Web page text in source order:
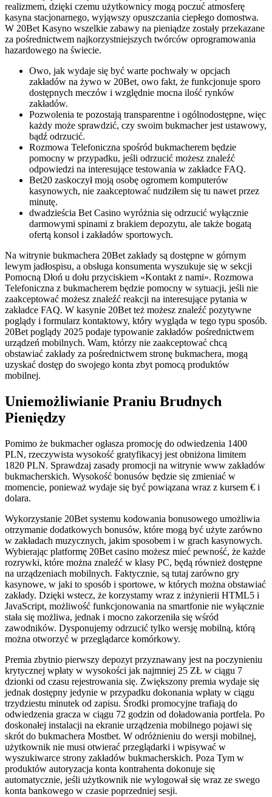
realizmem, dzięki czemu użytkownicy mogą poczuć atmosferę
kasyna stacjonarnego, wyjąwszy opuszczania ciepłego domostwa.
W 20Bet Kasyno wszelkie zabawy na pieniądze zostały przekazane
za pośrednictwem najkorzystniejszych twórców oprogramowania
hazardowego na świecie.
Owo, jak wydaje się być warte pochwały w opcjach
zakładów na żywo w 20Bet, owo fakt, że funkcjonuje sporo
dostępnych meczów i względnie mocna ilość rynków
zakładów.
Pozwolenia te pozostają transparentne i ogólnodostępne, więc
każdy może sprawdzić, czy swoim bukmacher jest ustawowy,
bądź odrzucić.
Rozmowa Telefoniczna spośród bukmacherem będzie
pomocny w przypadku, jeśli odrzucić możesz znaleźć
odpowiedzi na interesujące testowania w zakładce FAQ.
Bet20 zaskoczył moją osobę ogromem komputerów
kasynowych, nie zaakceptować nudziłem się tu nawet przez
minutę.
dwadzieścia Bet Casino wyróżnia się odrzucić wyłącznie
darmowymi spinami z brakiem depozytu, ale także bogatą
ofertą konsol i zakładów sportowych.
Na witrynie bukmachera 20Bet zakłady są dostępne w górnym
lewym jadłospisu, a obsługa konsumenta wyszukuje się w sekcji
Pomocną Dłoń u dołu przyciskiem «Kontakt z nami». Rozmowa
Telefoniczna z bukmacherem będzie pomocny w sytuacji, jeśli nie
zaakceptować możesz znaleźć reakcji na interesujące pytania w
zakładce FAQ. W kasynie 20Bet też możesz znaleźć pozytywne
poglądy i formularz kontaktowy, który wygląda w tego typu sposób.
20Bet poglądy 2025 podaje typowanie zakładów pośrednictwem
urządzeń mobilnych. Wam, którzy nie zaakceptować chcą
obstawiać zakłady za pośrednictwem stronę bukmachera, mogą
uzyskać dostęp do swojego konta zbyt pomocą produktów
mobilnej.
Uniemożliwianie Praniu Brudnych
Pieniędzy
Pomimo że bukmacher ogłasza promocję do odwiedzenia 1400
PLN, rzeczywista wysokość gratyfikacyj jest obniżona limitem
1820 PLN. Sprawdzaj zasady promocji na witrynie www zakładów
bukmacherskich. Wysokość bonusów będzie się zmieniać w
momencie, ponieważ wydaje się być powiązana wraz z kursem € i
dolara.
Wykorzystanie 20Bet systemu kodowania bonusowego umożliwia
otrzymanie dodatkowych bonusów, które mogą być użyte zarówno
w zakładach muzycznych, jakim sposobem i w grach kasynowych.
Wybierając platformę 20Bet casino możesz mieć pewność, że każde
rozrywki, które można znaleźć w klasy PC, będą również dostępne
na urządzeniach mobilnych. Faktycznie, są tutaj zarówno gry
kasynowe, w jaki to sposób i sportowe, w których można obstawiać
zakłady. Dzięki wstecz, że korzystamy wraz z inżynierii HTML5 i
JavaScript, możliwość funkcjonowania na smartfonie nie wyłącznie
stała się możliwa, jednak i mocno zakorzeniła się wśród
zawodników. Dysponujemy odrzucić tylko wersję mobilną, którą
można otworzyć w przeglądarce komórkowy.
Premia zbytnio pierwszy depozyt przyznawany jest na poczynieniu
krytycznej wpłaty w wysokości jak najmniej 25 ZŁ w ciągu 7
dzionki od czasu rejestrowania się. Zwiększony premia wydaje się
jednak dostępny jedynie w przypadku dokonania wpłaty w ciągu
trzydziestu minutek od zapisu. Środki promocyjne trafiają do
odwiedzenia gracza w ciągu 72 godzin od doładowania portfela. Po
doskonałej instalacji na ekranie urządzenia mobilnego pojawi się
skrót do bukmachera Mostbet. W odróżnieniu do wersji mobilnej,
użytkownik nie musi otwierać przeglądarki i wpisywać w
wyszukiwarce strony zakładów bukmacherskich. Poza Tym w
produktów autoryzacja konta kontrahenta dokonuje się
automatycznie, jeśli użytkownik nie wylogował się wraz ze swego
konta bankowego w czasie poprzedniej sesji.